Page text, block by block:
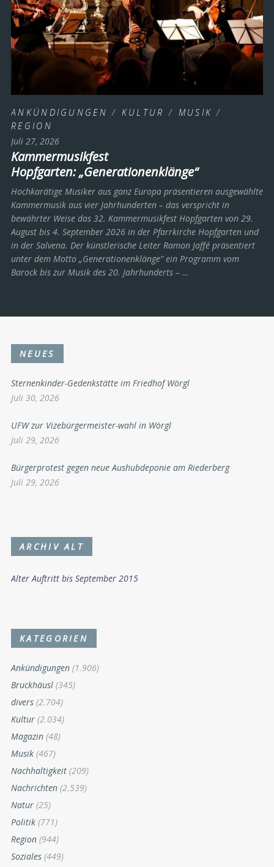
ANKÜNDIGUNGEN / KULTUR / MUSIK /
REGION
Juli 27, 2026
Kammermusikfest
Hopfgarten: „Generationenklänge“
Hochkarätige Musiker aus ganz Europa präsentieren ausgewählte
Kammermusik aus vier Jahrhunderten – das verspricht in
bewährter Weise das 32. Kammermusikfest Hopfgarten von 29.
August bis 4. September 2026 in der Pfarrkirche Hopfgarten und
in der Salvena. Der künstlerische Leiter Ramon Jaffé präsentiert
unter dem Motto „Generationenklänge“ ein Programm vom
Barock bis zur Musik des 20. Jahrhunderts ­– …
NEUES
Sternenkinder-Gedenkstätte im Friedhof Wörgl
Juli 30, 2026
UFW zur Vizebürgermeister-wahl in Wörgl
Juli 29, 2026
Bürgerprotest gegen neue Aushubdeponie am Riederberg
Juli 29, 2026
ARCHIV ALT
Alter Auftritt bis September 2015
KATEGORIEN
Ankündigungen (1.906)
Bruckhäusl (345)
divers (2.704)
Kultur (2.034)
Magazin (48)
Musik (467)
Nachhaltigkeit (209)
Nachrichten (2.539)
Natur (25)
Politik (771)
Region (944)
Soziales (449)